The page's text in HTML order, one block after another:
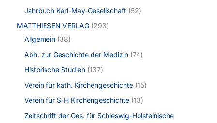
Jahrbuch Karl-May-Gesellschaft
52
MATTHIESEN VERLAG 293
Allgemein 38
Abh. zur Geschichte der Medizin 74
Historische Studien 137
Verein für kath. Kirchengeschichte 15
Verein für S-H Kirchengeschichte 13
Zeitschrift der Ges. für Schleswig-Holsteinische